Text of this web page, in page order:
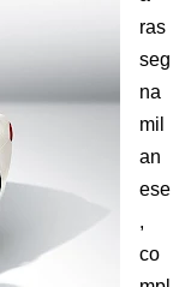
ras
seg
na
mil
an
ese
,
co